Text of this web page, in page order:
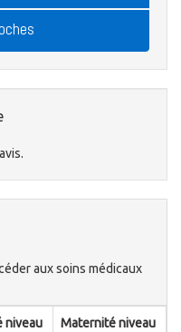
avis.
aux soins médicaux
niveau
Maternité niveau